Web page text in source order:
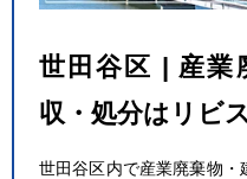
世田谷区 | 産業
収・処分はリビ
世田谷区内で産業廃棄物・